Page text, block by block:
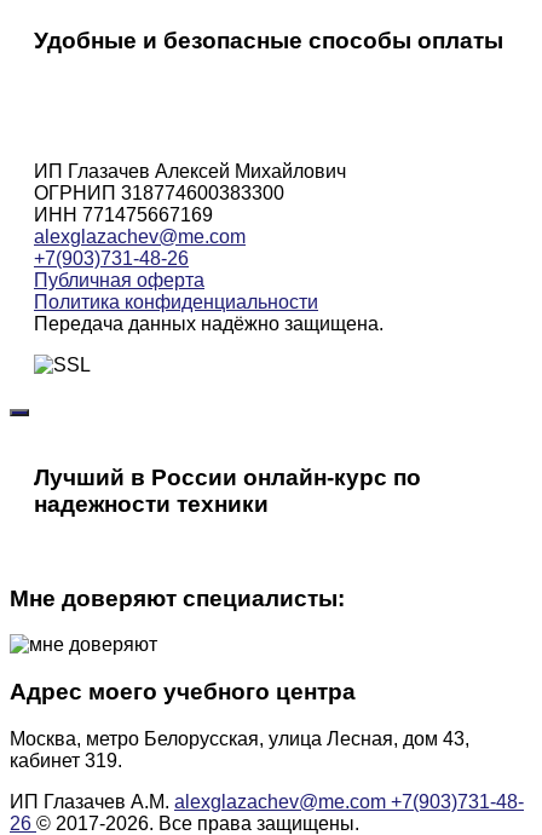
Удобные и безопасные способы оплаты
ИП Глазачев Алексей Михайлович
ОГРНИП 318774600383300
ИНН 771475667169
alexglazachev@me.com
+7(903)731-48-26
Публичная оферта
Политика конфиденциальности
Передача данных надёжно защищена.
Лучший в России онлайн-курс по
надежности техники
Мне доверяют специалисты:
Адрес моего учебного центра
Москва, метро Белорусская, улица Лесная, дом 43,
кабинет 319.
ИП Глазачев А.М. alexglazachev@me.com +7(903)731-48-
26 © 2017-2026. Все права защищены.